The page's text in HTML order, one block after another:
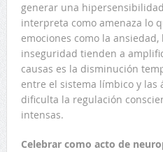
generar una
interpreta como amenaza lo
emociones como la
inseguridad tienden a
causas es la disminución
entre el sistema límbico y las
dificulta la regulación
intensas.
Celebrar como acto de